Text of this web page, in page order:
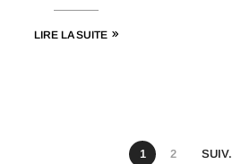
LIRE LA SUITE
1 2 SUIV.